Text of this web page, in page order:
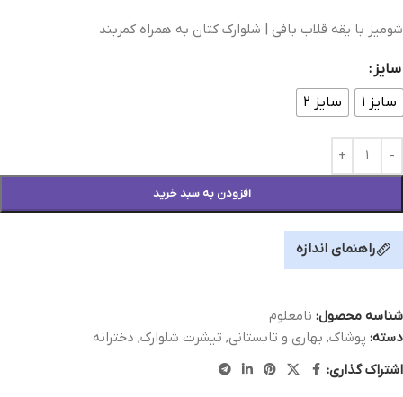
شومیز با یقه قلاب بافی | شلوارک کتان به همراه کمربند
سایز
سایز ۱
سایز ۲
افزودن به سبد خرید
راهنمای اندازه
شناسه محصول: نامعلوم
دسته: پوشاک, بهاری و تابستانی, تیشرت شلوارک, دخترانه
اشتراک گذاری: